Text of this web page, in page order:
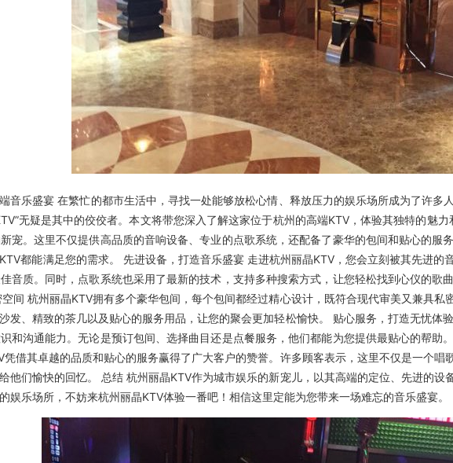
乐盛宴 在繁忙的都市生活中，寻找一处能够放松心情、释放压力的娱乐场所成为了许多
无疑是其中的佼佼者。本文将带您深入了解这家位于杭州的高端KTV，体验其独特的魅
宠。这里不仅提供高品质的音响设备、专业的点歌系统，还配备了豪华的包间和贴心的
都能满足您的需求。 先进设备，打造音乐盛宴 走进杭州丽晶KTV，您会立刻被其先进
音质。同时，点歌系统也采用了最新的技术，支持多种搜索方式，让您轻松找到心仪的
间 杭州丽晶KTV拥有多个豪华包间，每个包间都经过精心设计，既符合现代审美又兼具
发、精致的茶几以及贴心的服务用品，让您的聚会更加轻松愉快。 贴心服务，打造无忧体
和沟通能力。无论是预订包间、选择曲目还是点餐服务，他们都能为您提供最贴心的帮
借其卓越的品质和贴心的服务赢得了广大客户的赞誉。许多顾客表示，这里不仅是一个
他们愉快的回忆。 总结 杭州丽晶KTV作为城市娱乐的新宠儿，以其高端的定位、先进的
娱乐场所，不妨来杭州丽晶KTV体验一番吧！相信这里定能为您带来一场难忘的音乐盛宴。